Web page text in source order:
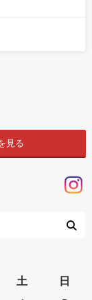
見る
土
日